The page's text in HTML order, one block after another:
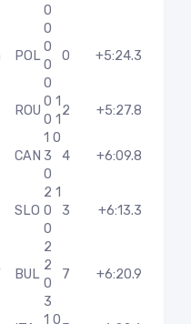
0
POL
0
0
0
0
0 +5:24.3
ROU
0 1
0 1
2 +5:27.8
CAN
1 0
3
0
4 +6:09.8
SLO
2 1
0
0
3 +6:13.3
BUL
2
2
0
3
7 +6:20.9
1 0